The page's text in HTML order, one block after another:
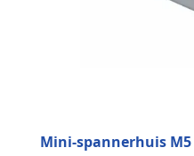
Mini-spannerhuis M5